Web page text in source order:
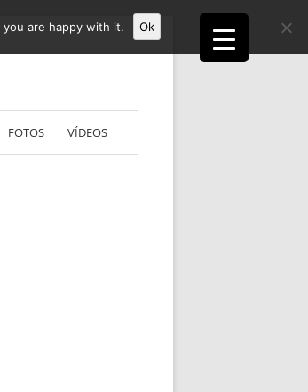
FOTOS VÍDEOS
are happy with it. Ok